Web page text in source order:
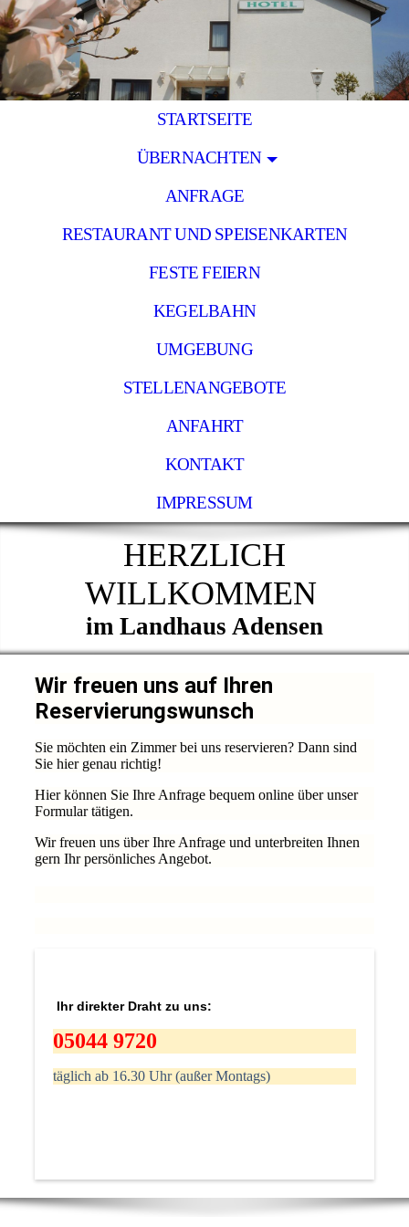
STARTSEITE
ÜBERNACHTEN
ANFRAGE
RESTAURANT UND SPEISENKARTEN
FESTE FEIERN
KEGELBAHN
UMGEBUNG
STELLENANGEBOTE
ANFAHRT
KONTAKT
IMPRESSUM
HERZLICH
WILLKOMMEN
im Landhaus Adensen
Wir freuen uns auf Ihren
Reservierungswunsch
Sie möchten ein Zimmer bei uns reservieren? Dann sind
Sie hier genau richtig!
Hier können Sie Ihre Anfrage bequem online über unser
Formular tätigen.
Wir freuen uns über Ihre Anfrage und unterbreiten Ihnen
gern Ihr persönliches Angebot.
Ihr direkter Draht zu uns:
05044 9720
täglich ab 16.30 Uhr (außer Montags)